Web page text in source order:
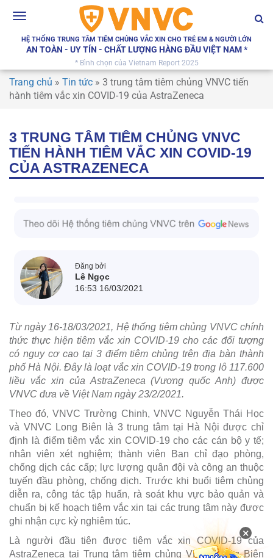
Toggle
HỆ THỐNG TRUNG TÂM TIÊM CHỦNG VẮC XIN CHO TRẺ EM & NGƯỜI LỚN
AN TOÀN - UY TÍN - CHẤT LƯỢNG HÀNG ĐẦU VIỆT NAM *
* Bình chọn của Vietnam Report 2025
Trang chủ » Tin tức » 3 trung tâm tiêm chủng VNVC tiến
hành tiêm vắc xin COVID-19 của AstraZeneca
3 TRUNG TÂM TIÊM CHỦNG VNVC
TIẾN HÀNH TIÊM VẮC XIN COVID-19
CỦA ASTRAZENECA
Đăng bởi
Lê Ngọc
16:53 16/03/2021
Từ ngày 16-18/03/2021, Hệ thống tiêm chủng VNVC chính
thức thực hiện tiêm vắc xin COVID-19 cho các đối tượng
có nguy cơ cao tại 3 điểm tiêm chủng trên địa bàn thành
phố Hà Nội. Đây là loạt vắc xin COVID-19 trong lô 117.600
liều vắc xin của AstraZeneca (Vương quốc Anh) được
VNVC đưa về Việt Nam ngày 23/2/2021.
Theo đó, VNVC Trường Chinh, VNVC Nguyễn Thái Học
và VNVC Long Biên là 3 trung tâm tại Hà Nội được chỉ
định là điểm tiêm vắc xin COVID-19 cho các cán bộ y tế;
nhân viên xét nghiệm; thành viên Ban chỉ đạo phòng,
chống dịch các cấp; lực lượng quân đội và công an thuộc
tuyến đầu phòng, chống dịch. Trước khi buổi tiêm chủng
diễn ra, công tác tập huấn, rà soát khu vực bảo quản và
chuẩn bị kế hoạch tiêm vắc xin tại các trung tâm này được
ghi nhận cực kỳ nghiêm túc.
Là người đầu tiên được tiêm vắc xin COVID-19 của
AstraZeneca tại Trung tâm tiêm chủng VNVC Long Biên
×